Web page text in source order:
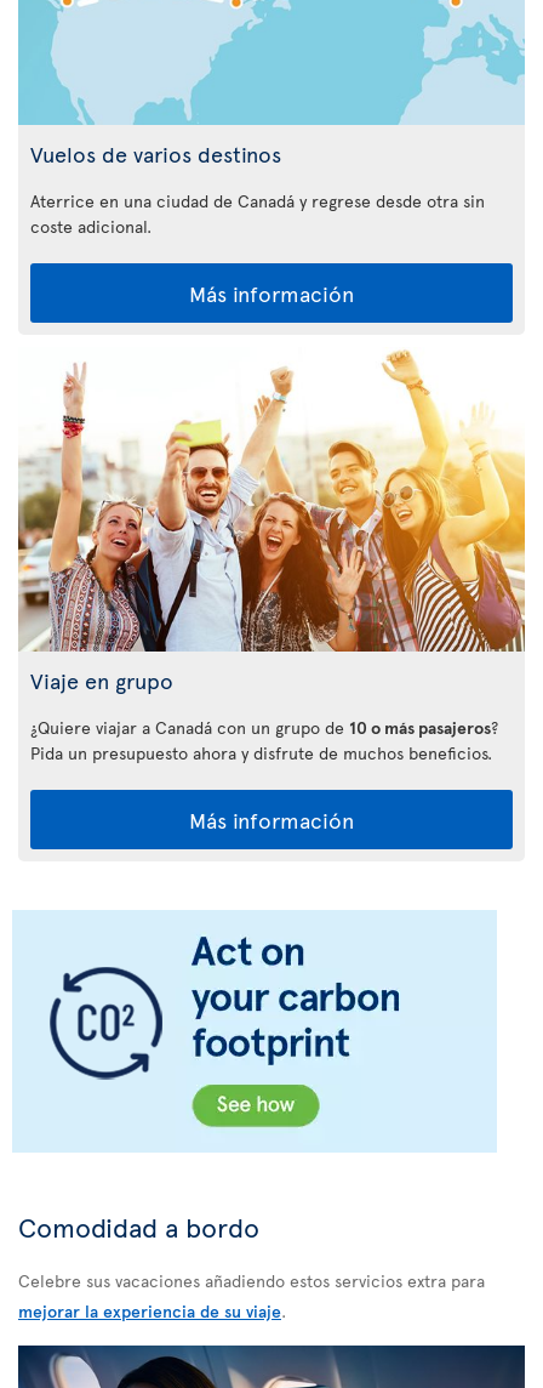
Vuelos de varios destinos
Aterrice en una ciudad de Canadá y regrese desde otra sin
coste adicional.
Más información
Viaje en grupo
¿Quiere viajar a Canadá con un grupo de 10 o más pasajeros?
Pida un presupuesto ahora y disfrute de muchos beneficios.
Más información
Comodidad a bordo
Celebre sus vacaciones añadiendo estos servicios extra para
mejorar la experiencia de su viaje.